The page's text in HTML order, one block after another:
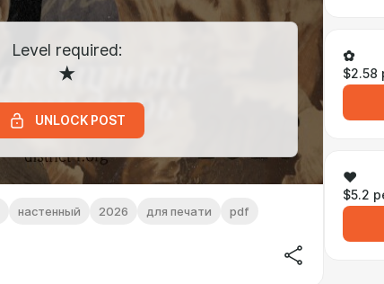
Level required:
★
UNLOCK POST
настенный 2026 для печати pdf
✿
$2.58
❤
$5.2